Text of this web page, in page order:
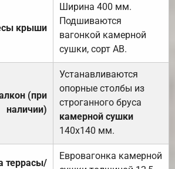
крыши
Ширина 400 мм.
Подшиваются
вагонкой камерной
сушки, сорт АВ.
(при
наличии)
Устанавливаются
опорные столбы из
строганного бруса
камерной сушки
140х140 мм.
террасы/
Евровагонка камерной